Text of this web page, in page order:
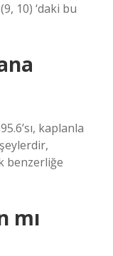
10) ‘daki bu
kaplanla
benzerliğe
mı